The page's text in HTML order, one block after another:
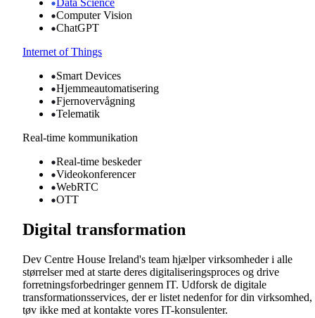
Data Science
Computer Vision
ChatGPT
Internet of Things
Smart Devices
Hjemmeautomatisering
Fjernovervågning
Telematik
Real-time kommunikation
Real-time beskeder
Videokonferencer
WebRTC
OTT
Digital transformation
Dev Centre House Ireland's team hjælper virksomheder i alle
størrelser med at starte deres digitaliseringsproces og drive
forretningsforbedringer gennem IT. Udforsk de digitale
transformationsservices, der er listet nedenfor for din virksomhed,
tøv ikke med at kontakte vores IT-konsulenter.